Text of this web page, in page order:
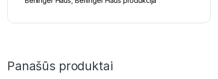
Panašūs produktai